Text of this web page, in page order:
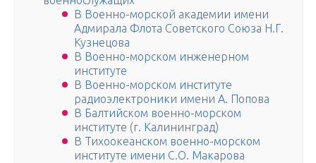
В Военно-морской академии имени
Адмирала Флота Советского Союза Н.Г.
Кузнецова
В Военно-морском инженерном
институте
В Военно-морском институте
радиоэлектроники имени А. Попова
В Балтийском военно-морском
институте (г. Калининград)
В Тихоокеанском военно-морском
институте имени С.О. Макарова